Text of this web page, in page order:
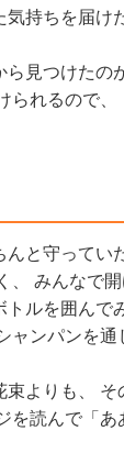
持ちを届
ら見つけたの
れるので
と守って
みんなで
ルを囲ん
ンパンを
よりも、
読んで「